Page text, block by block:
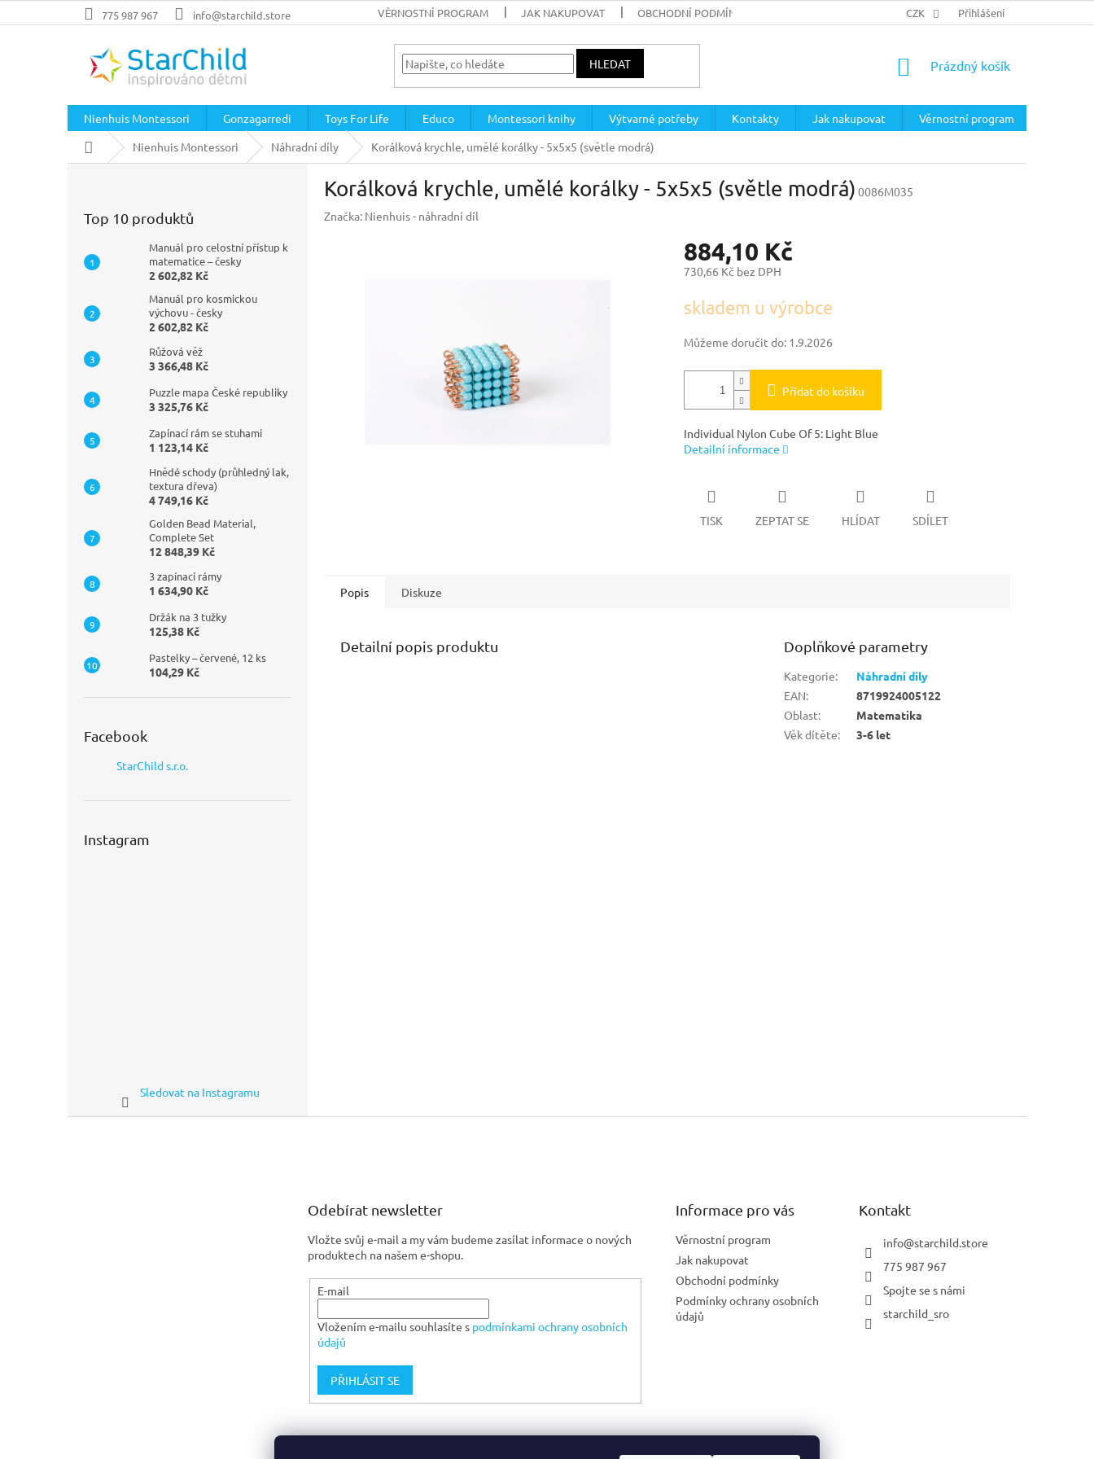
na
775 987 967 info@starchild.store VĚRNOSTNÍ PROGRAM JAK NAKUPOVAT OBCHODNÍ PODMÍNKY PODMÍNKY OCHRANY OSOBNÍCH ÚDAJŮ
CZK Přihlášení
HLEDAT
NÁKUPNÍ
Prázdný košík
Nienhuis Montessori Gonzagarredi Toys For Life Educo Montessori knihy Výtvarné potřeby Kontakty Jak nakupovat
Věrnostní program
Domů
Nienhuis Montessori Náhradní díly Korálková krychle, umělé korálky - 5x5x5 (světle modrá)
Top 10 produktů
Manuál pro celostní přístup k
matematice – česky
2 602,82 Kč
Manuál pro kosmickou
výchovu - česky
2 602,82 Kč
Růžová věž
3 366,48 Kč
Puzzle mapa České republiky
3 325,76 Kč
Zapínací rám se stuhami
1 123,14 Kč
Hnědé schody (průhledný lak,
textura dřeva)
4 749,16 Kč
Golden Bead Material,
Complete Set
12 848,39 Kč
3 zapínací rámy
1 634,90 Kč
Držák na 3 tužky
125,38 Kč
Pastelky – červené, 12 ks
104,29 Kč
Facebook
StarChild s.r.o.
Instagram
Sledovat na Instagramu
Korálková krychle, umělé korálky - 5x5x5 (světle modrá) 0086M035
Značka: Nienhuis - náhradní díl
884,10 Kč
730,66 Kč bez DPH
cena:
skladem u výrobce
Můžeme doručit do: 1.9.2026
Přidat do košíku
Individual Nylon Cube Of 5: Light Blue
Detailní informace
TISK ZEPTAT SE HLÍDAT SDÍLET
Popis Diskuze
Detailní popis produktu Doplňkové parametry
Kategorie:
Náhradní díly
EAN:
8719924005122
Oblast:
Matematika
Věk dítěte: 3-6 let
Odebírat newsletter
Vložte svůj e-mail a my vám budeme zasílat informace o nových
produktech na našem e-shopu.
E-mail
Vložením e-mailu souhlasíte s podmínkami ochrany osobních
údajů
PŘIHLÁSIT SE
Informace pro vás
Věrnostní program
Jak nakupovat
Obchodní podmínky
Podmínky ochrany osobních
údajů
Kontakt
info@starchild.store
775 987 967
Spojte se s námi
starchild_sro